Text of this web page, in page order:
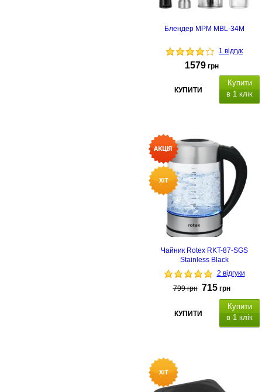
Блендер MPM MBL-34M
1 відгук
1579 грн
КУПИТИ
Купити
в 1 клік
Чайник Rotex RKT-87-SGS
Stainless Black
2 відгуки
799 грн 715 грн
КУПИТИ
Купити
в 1 клік